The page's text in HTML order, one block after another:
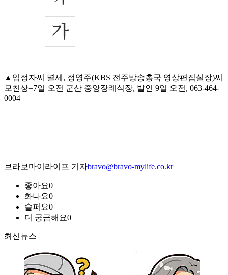
▲임정자씨 별세, 정영주(KBS 전주방송총국 영상편집실장)씨
모친상=7일 오전 군산 중앙장례식장, 발인 9일 오전, 063-464-
0004
브라보마이라이프 기자bravo@bravo-mylife.co.kr
좋아요0
화나요0
슬퍼요0
더 궁금해요0
최신뉴스